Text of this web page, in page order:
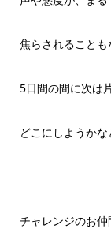
焦らされること
5日間の間に次は
どこにしようかな
チャレンジのお